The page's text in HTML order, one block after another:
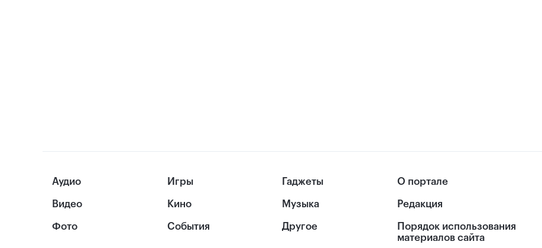
Аудио
Видео
Фото
Игры
Кино
События
Гаджеты
Музыка
Другое
О портале
Редакция
Порядок использования
материалов сайта